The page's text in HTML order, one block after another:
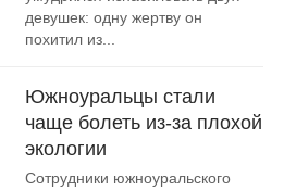
девушек: одну жертву он
похитил из...
Южноуральцы стали
чаще болеть из-за плохой
экологии
Сотрудники южноуральского